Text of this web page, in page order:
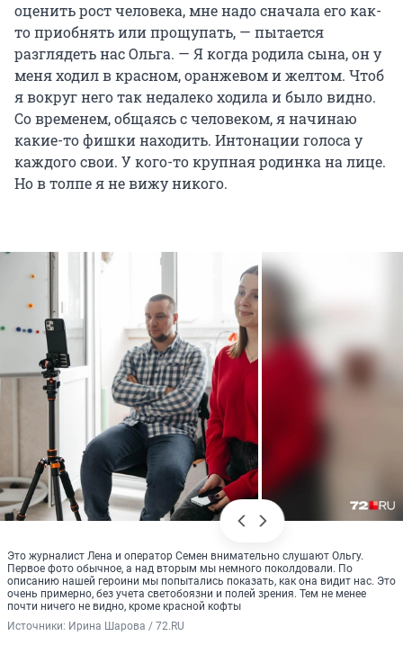
оценить рост человека, мне надо сначала его как-
то приобнять или прощупать, — пытается
разглядеть нас Ольга. — Я когда родила сына, он у
меня ходил в красном, оранжевом и желтом. Чтоб
я вокруг него так недалеко ходила и было видно.
Со временем, общаясь с человеком, я начинаю
какие-то фишки находить. Интонации голоса у
каждого свои. У кого-то крупная родинка на лице.
Но в толпе я не вижу никого.
Это журналист Лена и оператор Семен внимательно слушают Ольгу.
Первое фото обычное, а над вторым мы немного поколдовали. По
описанию нашей героини мы попытались показать, как она видит нас. Это
очень примерно, без учета светобоязни и полей зрения. Тем не менее
почти ничего не видно, кроме красной кофты
Источники: Ирина Шарова / 72.RU